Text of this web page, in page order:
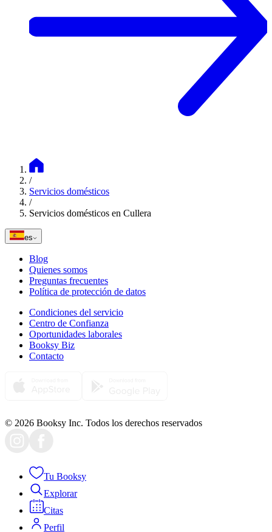
/
Servicios domésticos
/
Servicios domésticos en Cullera
es
Blog
Quienes somos
Preguntas frecuentes
Política de protección de datos
Condiciones del servicio
Centro de Confianza
Oportunidades laborales
Booksy Biz
Contacto
© 2026 Booksy Inc. Todos los derechos reservados
Tu Booksy
Explorar
Citas
Perfil